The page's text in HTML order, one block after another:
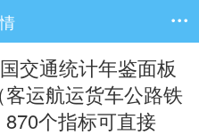

交通统计年鉴面板
运航运货车公路铁
个指标可直接